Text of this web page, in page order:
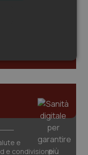
neurodegenerative
e
e condivisione
Marketing
Marketing
fruibile il